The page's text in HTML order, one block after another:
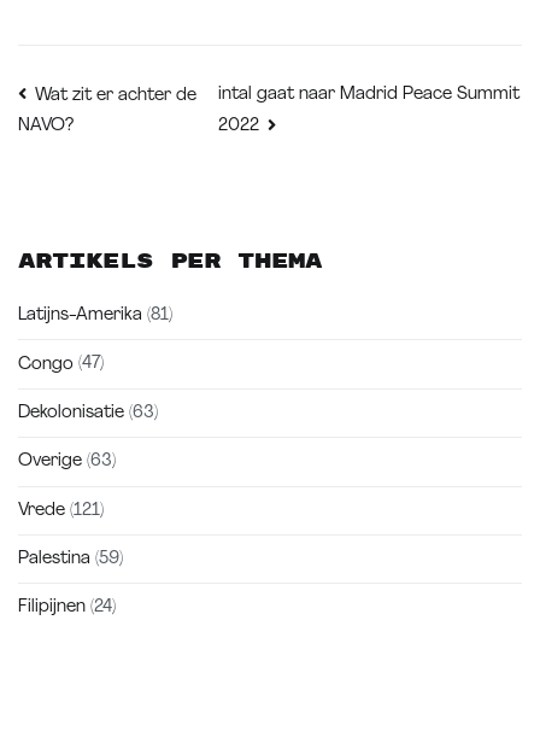
Bericht
Wat zit er achter de
NAVO?
intal gaat naar Madrid Peace Summit
2022
Artikels per thema
Latijns-Amerika (81)
Congo (47)
Dekolonisatie (63)
Overige (63)
Vrede (121)
Palestina (59)
Filipijnen (24)